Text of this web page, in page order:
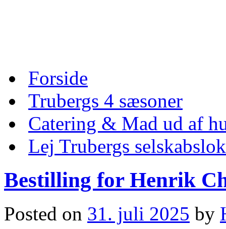
to
Forside
Trubergs 4 sæsoner
Catering & Mad ud af
Lej Trubergs
Bestilling for Henrik
Posted on 31. juli 2025 by